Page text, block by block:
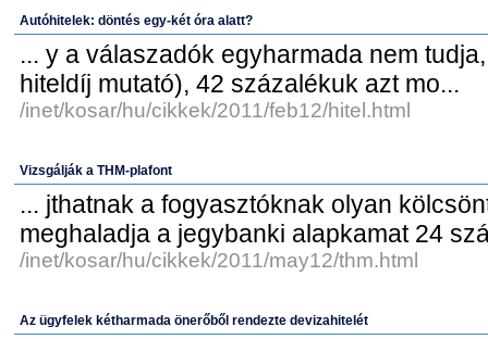
Autóhitelek: döntés egy-két óra alatt?
... y a válaszadók egyharmada nem
hiteldíj mutató), 42 százalékuk azt mo...
/inet/kosar/hu/cikkek/2011/feb12/hitel.html
Vizsgálják a THM-plafont
... jthatnak a fogyasztóknak olyan
meghaladja a jegybanki alapkamat 24
/inet/kosar/hu/cikkek/2011/may12/thm.html
Az ügyfelek kétharmada önerőből rendezte devizahitelét